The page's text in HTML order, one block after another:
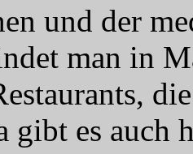
und der
man in
gibt es auch